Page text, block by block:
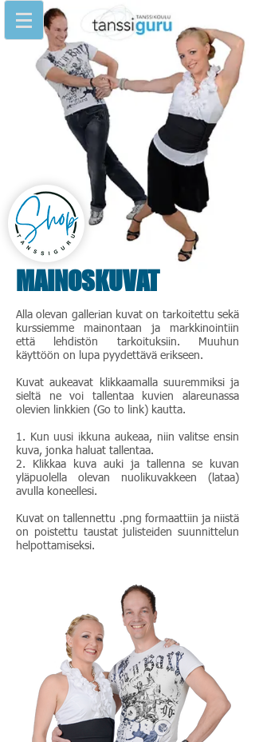
MAINOSKUVAT
Alla olevan gallerian kuvat on tarkoitettu sekä
kurssiemme mainontaan ja markkinointiin
että lehdistön tarkoituksiin. Muuhun
käyttöön on lupa pyydettävä erikseen.
Kuvat aukeavat klikkaamalla suuremmiksi ja
sieltä ne voi tallentaa kuvien alareunassa
olevien linkkien (Go to link) kautta.
1. Kun uusi ikkuna aukeaa, niin valitse ensin
kuva, jonka haluat tallentaa.
2. Klikkaa kuva auki ja tallenna se kuvan
yläpuolella olevan nuolikuvakkeen (lataa)
avulla koneellesi.
Kuvat on tallennettu .png formaattiin ja niistä
on poistettu taustat julisteiden suunnittelun
helpottamiseksi.